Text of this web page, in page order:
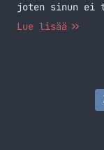
joten sinun ei
tätä varten.
Lue lisää